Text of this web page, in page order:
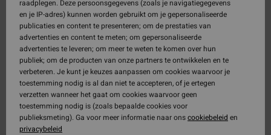
raadplegen. Deze persoonsgegevens (zoals je navigatiegegevens
en je IP-adres) kunnen worden gebruikt om je gepersonaliseerde
publicaties en content te presenteren; om de prestaties van
advertenties en content te meten; om gepersonaliseerde
advertenties te leveren; om meer te weten te komen over hun
publiek; om de producten van onze partners te ontwikkelen en te
verbeteren. Je kunt je keuzes aanpassen om cookies waarvoor je
toestemming nodig is al dan niet te accepteren, of je ertegen
verzetten wanneer het gaat om cookies waarvoor geen
toestemming nodig is (zoals bepaalde cookies voor
publieksmeting). Ga voor meer informatie naar onscookiebeleid en
privacybeleid